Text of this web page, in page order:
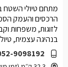
9098192
מתחם טיולי השטח
הרכסים והעמק
לזוגות, משפחות
בנהיגה עצמית,